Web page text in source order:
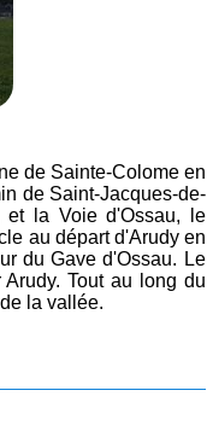
de Sainte-Colome en
de Saint-Jacques-de-
et la Voie d'Ossau, le
au départ d'Arudy en
du Gave d'Ossau. Le
Tout au long du
la vallée.